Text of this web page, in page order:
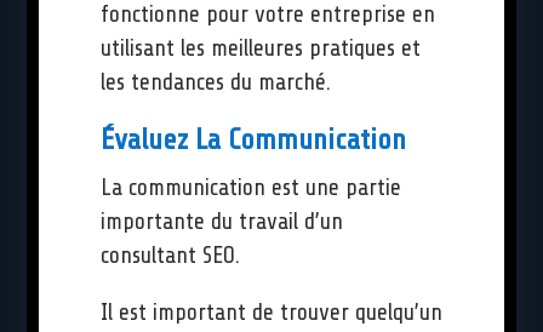
fonctionne pour votre entreprise en
utilisant les meilleures pratiques et
les tendances du marché.
Évaluez La Communication
La communication est une partie
importante du travail d’un
consultant SEO.
Il est important de trouver quelqu’un